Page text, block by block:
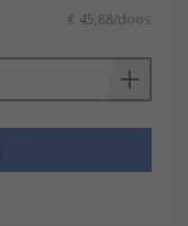
€ 45,88/doos